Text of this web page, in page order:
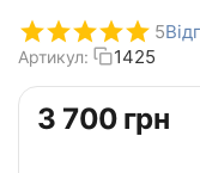
5
Артикул: 1425
‍3 700‍ грн